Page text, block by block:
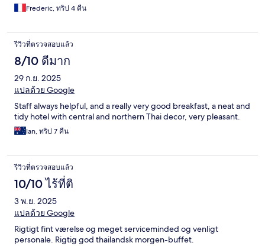
Frederic, ทริป 4 คืน
รีวิวที่ตรวจสอบแล้ว
8/10 ดีมาก
29 ก.ย. 2025
แปลด้วย Google
Staff always helpful, and a really very good breakfast, a neat and
tidy hotel with central and northern Thai decor, very pleasant.
Ian, ทริป 7 คืน
รีวิวที่ตรวจสอบแล้ว
10/10 ไร้ที่ติ
3 พ.ย. 2025
แปลด้วย Google
Rigtigt fint værelse og meget serviceminded og venligt
personale. Rigtig god thailandsk morgen-buffet.